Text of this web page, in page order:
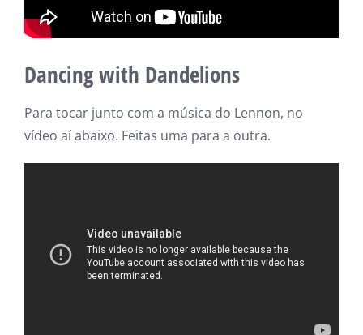
Dancing with Dandelions
Para tocar junto com a música do Lennon, no
vídeo aí abaixo. Feitas uma para a outra.